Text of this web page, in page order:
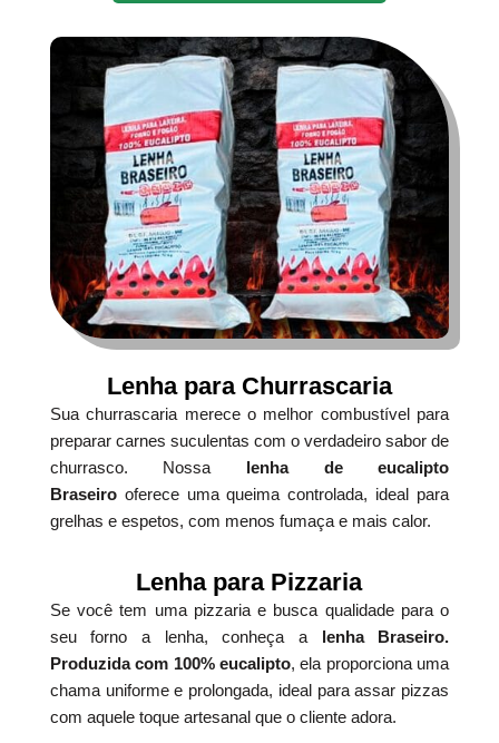
Lenha para Churrascaria
Sua churrascaria merece o melhor combustível para
preparar carnes suculentas com o verdadeiro sabor de
churrasco. Nossa lenha de eucalipto
Braseirooferece uma queima controlada, ideal para
grelhas e espetos, com menos fumaça e mais calor.
Lenha para Pizzaria
Se você tem uma pizzaria e busca qualidade para o
seu forno a lenha, conheça a lenha Braseiro.
Produzida com 100% eucalipto, ela proporciona uma
chama uniforme e prolongada, ideal para assar pizzas
com aquele toque artesanal que o cliente adora.